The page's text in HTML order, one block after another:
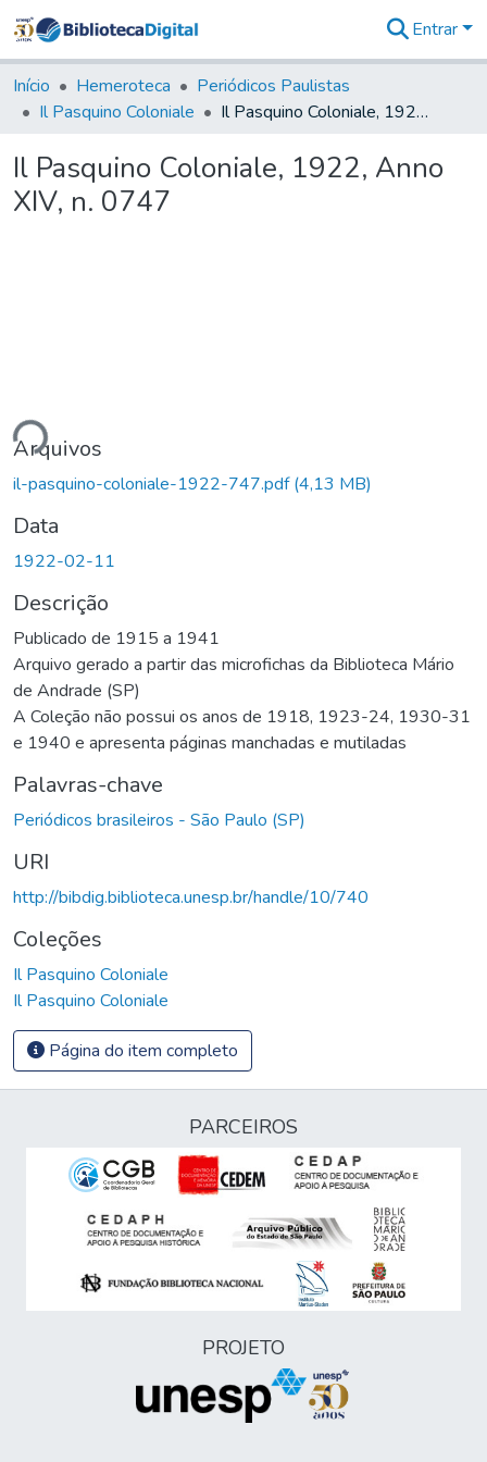
&
Coleções
Tudo na
Digital
Entrar
Início Hemeroteca
Periódicos Paulistas
Il Pasquino Coloniale
Il Pasquino Coloniale, 1922, Anno XIV, n. 0747
Il Pasquino Coloniale, 1922, Anno
XIV, n. 0747
Arquivos
il-pasquino-coloniale-1922-747.pdf(4,13 MB)
Data
1922-02-11
Descrição
Publicado de 1915 a 1941
Arquivo gerado a partir das microfichas da Biblioteca Mário
de Andrade (SP)
A Coleção não possui os anos de 1918, 1923-24, 1930-31
e 1940 e apresenta páginas manchadas e mutiladas
Palavras-chave
Periódicos brasileiros - São Paulo (SP)
URI
http://bibdig.biblioteca.unesp.br/handle/10/740
Coleções
Il Pasquino Coloniale
Il Pasquino Coloniale
Página do item completo
PARCEIROS
PROJETO